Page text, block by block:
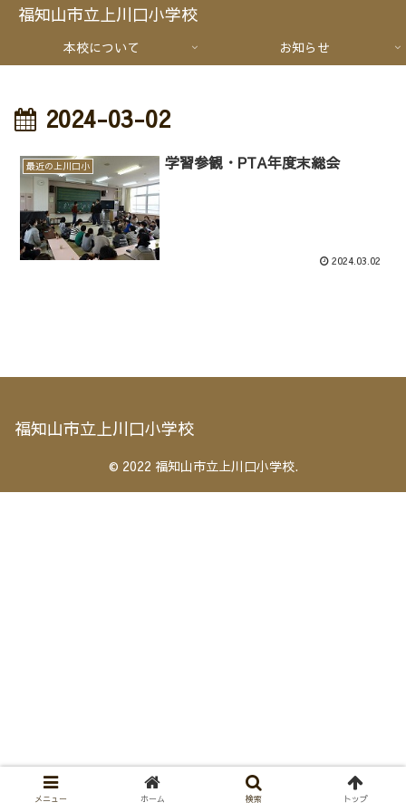
福知山市立上川口小学校
本校について お知らせ
2024-03-02
最近の上川口小 学習参観・PTA年度末総会
2024.03.02
福知山市立上川口小学校
© 2022 福知山市立上川口小学校.
メニュー ホーム 検索 トップ